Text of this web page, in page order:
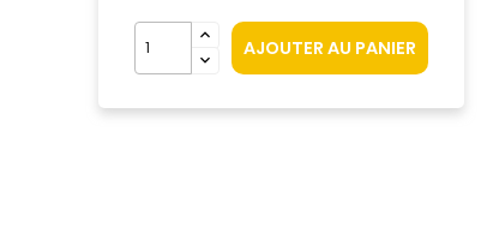
AJOUTER AU PANIER